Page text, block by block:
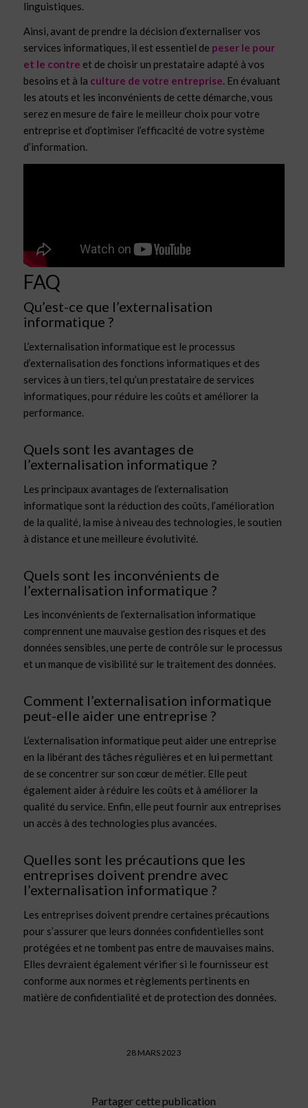
linguistiques.
Ainsi, avant de prendre la décision d’externaliser vos
services informatiques, il est essentiel de peser le pour
et le contre et de choisir un prestataire adapté à vos
besoins et à la culture de votre entreprise. En évaluant
les atouts et les inconvénients de cette démarche, vous
serez en mesure de faire le meilleur choix pour votre
entreprise et d’optimiser l’efficacité de votre système
d’information.
FAQ
Qu’est-ce que l’externalisation
informatique ?
L’externalisation informatique est le processus
d’externalisation des fonctions informatiques et des
services à un tiers, tel qu’un prestataire de services
informatiques, pour réduire les coûts et améliorer la
performance.
Quels sont les avantages de
l’externalisation informatique ?
Les principaux avantages de l’externalisation
informatique sont la réduction des coûts, l’amélioration
de la qualité, la mise à niveau des technologies, le soutien
à distance et une meilleure évolutivité.
Quels sont les inconvénients de
l’externalisation informatique ?
Les inconvénients de l’externalisation informatique
comprennent une mauvaise gestion des risques et des
données sensibles, une perte de contrôle sur le processus
et un manque de visibilité sur le traitement des données.
Comment l’externalisation informatique
peut-elle aider une entreprise ?
L’externalisation informatique peut aider une entreprise
en la libérant des tâches régulières et en lui permettant
de se concentrer sur son cœur de métier. Elle peut
également aider à réduire les coûts et à améliorer la
qualité du service. Enfin, elle peut fournir aux entreprises
un accès à des technologies plus avancées.
Quelles sont les précautions que les
entreprises doivent prendre avec
l’externalisation informatique ?
Les entreprises doivent prendre certaines précautions
pour s’assurer que leurs données confidentielles sont
protégées et ne tombent pas entre de mauvaises mains.
Elles devraient également vérifier si le fournisseur est
conforme aux normes et règlements pertinents en
matière de confidentialité et de protection des données.
28 MARS 2023
Partager cette publication